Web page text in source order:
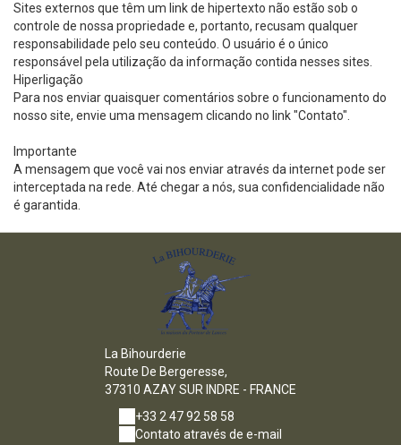
Sites externos que têm um link de hipertexto não estão sob o
controle de nossa propriedade e, portanto, recusam qualquer
responsabilidade pelo seu conteúdo. O usuário é o único
responsável pela utilização da informação contida nesses sites.
Hiperligação
Para nos enviar quaisquer comentários sobre o funcionamento do
nosso site, envie uma mensagem clicando no link "Contato".
Importante
A mensagem que você vai nos enviar através da internet pode ser
interceptada na rede. Até chegar a nós, sua confidencialidade não
é garantida.
La Bihourderie
Route De Bergeresse,
37310 AZAY SUR INDRE - FRANCE
+33 2 47 92 58 58
Contato através de e-mail